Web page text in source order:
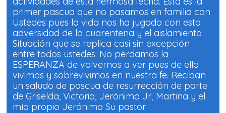
primer pascua que no pasamos en familia con
Ustedes pues la vida nos ha jugado con esta
adversidad de la cuarentena y el aislamiento .
Situación que se replica casi sin excepción
entre todos ustedes. No perdamos la
ESPERANZA de volvernos a ver pues de ella
vivimos y sobrevivimos en nuestra fe. Reciban
un saludo de pascua de resurrección de parte
de Griselda, Victoria, Jerónimo Jr., Martina y el
mío propio Jerónimo Su pastor